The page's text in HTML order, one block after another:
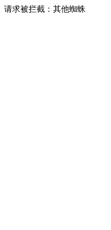
请求被拦截：其他蜘蛛